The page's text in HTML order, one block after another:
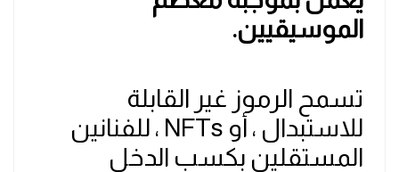
الموسيقيين.
تسمح الرموز غير القابلة
للاستبدال ، أو NFTs ، للفنانين
المستقلين بكسب الدخل